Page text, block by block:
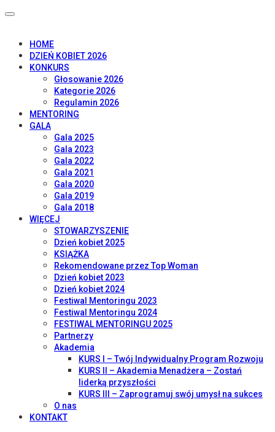
HOME
DZIEŃ KOBIET 2026
KONKURS
Głosowanie 2026
Kategorie 2026
Regulamin 2026
MENTORING
GALA
Gala 2025
Gala 2023
Gala 2022
Gala 2021
Gala 2020
Gala 2019
Gala 2018
WIĘCEJ
STOWARZYSZENIE
Dzień kobiet 2025
KSIĄŻKA
Rekomendowane przez Top Woman
Dzień kobiet 2023
Dzień kobiet 2024
Festiwal Mentoringu 2023
Festiwal Mentoringu 2024
FESTIWAL MENTORINGU 2025
Partnerzy
Akademia
KURS I – Twój Indywidualny Program Rozwoju
KURS II – Akademia Menadżera – Zostań
liderką przyszłości
KURS III – Zaprogramuj swój umysł na sukces
O nas
KONTAKT